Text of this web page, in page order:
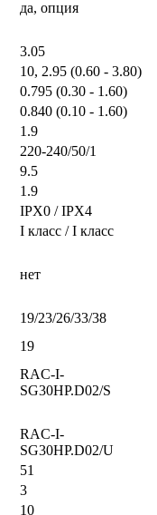
да, опция
3.05
10, 2.95 (0.60 - 3.80)
0.795 (0.30 - 1.60)
0.840 (0.10 - 1.60)
1.9
220-240/50/1
9.5
1.9
IPX0 / IPX4
I класс / I класс
нет
19/23/26/33/38
19
RAC-I-
SG30HP.D02/S
RAC-I-
SG30HP.D02/U
51
3
10